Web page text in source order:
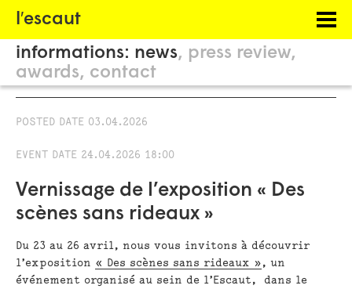
l′escaut
PHILOSOPHY
INFORMATION
informations: news
press review
awards
contact
POSTED DATE 03.04.2026
EVENT DATE 24.04.2026 18:00
Vernissage de l’exposition « Des
scènes sans rideaux »
Du 23 au 26 avril, nous vous invitons à découvrir
l’exposition « Des scènes sans rideaux » , un
événement organisé au sein de l’Escaut, dans le